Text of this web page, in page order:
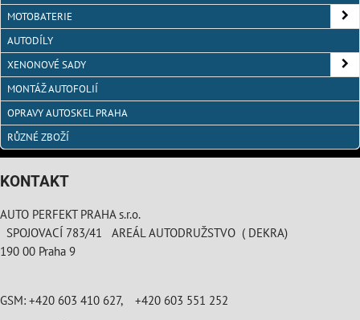
MOTOBATERIE
AUTODÍLY
XENONOVÉ SADY
MONTÁŽ AUTOFOLIÍ
OPRAVY AUTOSKEL PRAHA
RŮZNÉ ZBOŽÍ
KONTAKT
AUTO PERFEKT PRAHA s.r.o.
SPOJOVACÍ 783/41 AREÁL AUTODRUŽSTVO ( DEKRA)
190 00 Praha 9
GSM: +420 603 410 627, +420 603 551 252